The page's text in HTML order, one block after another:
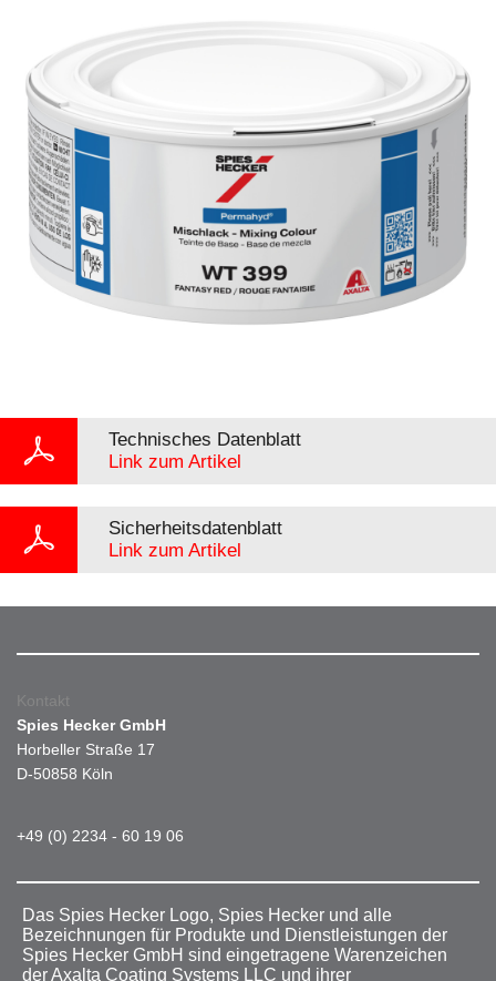
Technisches Datenblatt
Link zum Artikel
Sicherheitsdatenblatt
Link zum Artikel
Kontakt
Spies Hecker GmbH
Horbeller Straße 17
D-50858 Köln
+49 (0) 2234 - 60 19 06
Das Spies Hecker Logo, Spies Hecker und alle
Bezeichnungen für Produkte und Dienstleistungen der
Spies Hecker GmbH sind eingetragene Warenzeichen
der Axalta Coating Systems LLC und ihrer